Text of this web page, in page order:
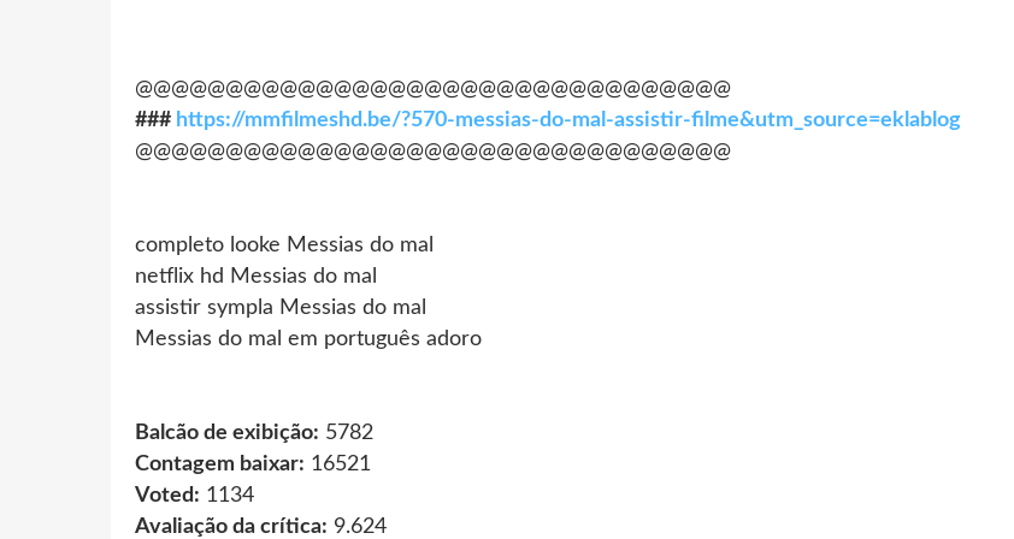
@@@@@@@@@@@@@@@@@@@@@@@@@@@@@@@@@
### https://mmfilmeshd.be/?570-messias-do-mal-assistir-filme&utm_source=eklablog
@@@@@@@@@@@@@@@@@@@@@@@@@@@@@@@@@
completo looke Messias do mal
netflix hd Messias do mal
assistir sympla Messias do mal
Messias do mal em português adoro
Balcão de exibição: 5782
Contagem baixar: 16521
Voted: 1134
Avaliação da crítica: 9.624